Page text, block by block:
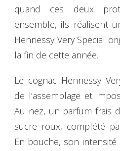
quand ces deux
ensemble, ils réalisent
Hennessy Very Special
la fin de cette année.
Le cognac Hennessy
de l’assemblage et
Au nez, un parfum frais
sucre roux, complété
En bouche, son